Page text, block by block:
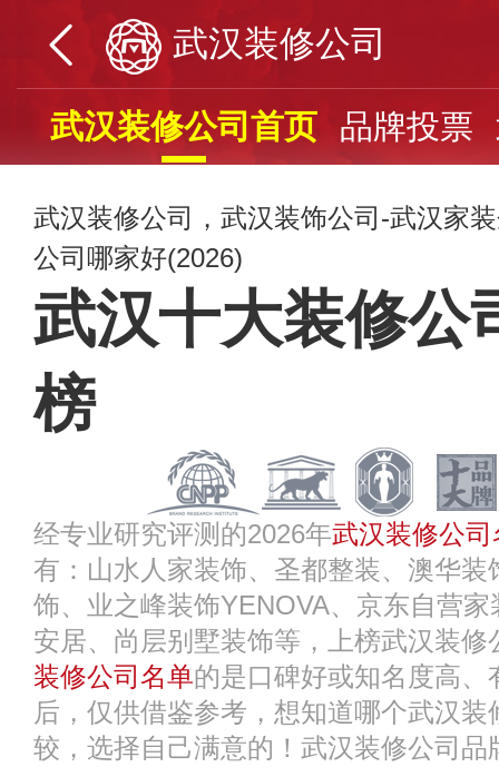
武汉装修公司
武汉装修公司首页 品牌投票
武汉装修公司，武汉装饰公司-武汉家
公司哪家好(2026)
武汉十大装修公
榜
经专业研究评测的2026年武汉装修公司
有：山水人家装饰、圣都整装、澳华
饰、业之峰装饰YENOVA、京东自营
安居、尚层别墅装饰等，上榜武汉装
装修公司名单的是口碑好或知名度高
后，仅供借鉴参考，想知道哪个武汉
较，选择自己满意的！武汉装修公司